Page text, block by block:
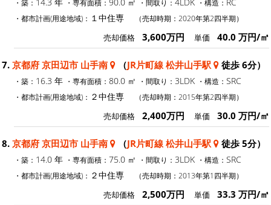
・築： 14.3 年 ・専有面積： 90.0 ㎡ ・間取り： 4LDK ・構造： RC
・都市計画(用途地域)： １中住専 （売却時期：2020年第2四半期）
売却価格 3,600万円 単価 40.0 万円/㎡
7. 京都府 京田辺市 山手南 （JR片町線 松井山手駅 徒歩 6分）
・築： 16.3 年 ・専有面積： 80.0 ㎡ ・間取り： 3LDK ・構造： SRC
・都市計画(用途地域)： ２中住専 （売却時期：2015年第2四半期）
売却価格 2,400万円 単価 30.0 万円/㎡
8. 京都府 京田辺市 山手南 （JR片町線 松井山手駅 徒歩 5分）
・築： 14.0 年 ・専有面積： 75.0 ㎡ ・間取り： 3LDK ・構造： SRC
・都市計画(用途地域)： ２中住専 （売却時期：2013年第1四半期）
売却価格 2,500万円 単価 33.3 万円/㎡